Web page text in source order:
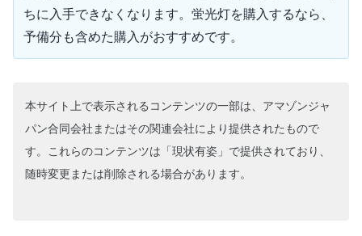
ちに入手できなくなります。蛍光灯を購入するなら、
予備分も含めた購入がおすすめです。
本サイト上で表示されるコンテンツの一部は、アマゾンジャ
パン合同会社またはその関連会社により提供されたもので
す。これらのコンテンツは「現状有姿」で提供されており、
随時変更または削除される場合があります。